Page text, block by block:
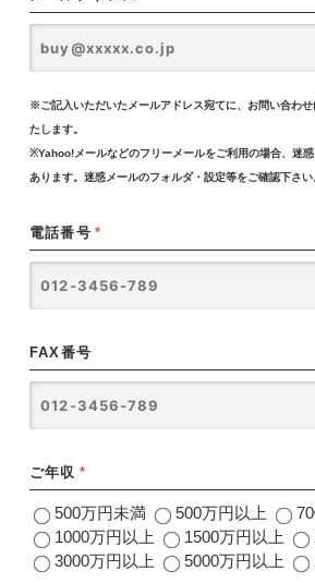
※ご記入いただいたメールアドレス宛てに、お問い合わ
たします。
※Yahoo!メールなどのフリーメールをご利用の場合、迷
あります。迷惑メールのフォルダ・設定等をご確認下さい
電話番号 *
FAX番号
ご年収 *
500万円未満 500万円以上
1000万円以上
1500万円以上
3000万円以上
5000万円以上